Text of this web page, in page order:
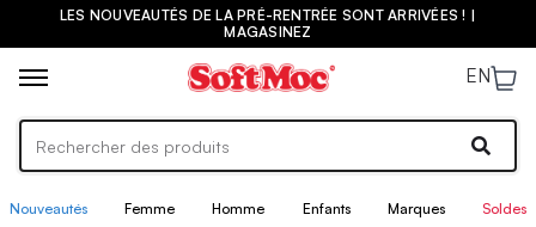
LES NOUVEAUTÉS DE LA PRÉ-RENTRÉE SONT ARRIVÉES ! |
MAGASINEZ
EN
Nouveautés Femme Homme Enfants Marques Soldes